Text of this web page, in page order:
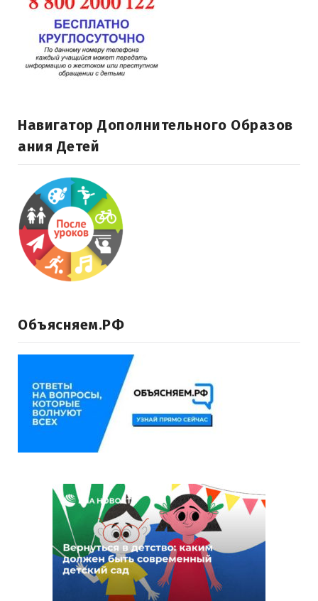
Навигатор Дополнительного Образов
Ания Детей
Объясняем.РФ